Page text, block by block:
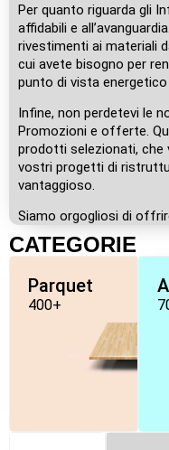
Per quanto riguarda gli
affidabili e
rivestimenti ai materiali
cui avete bisogno per
punto di vista energetico
Infine, non perdetevi le
Promozioni e offerte.
prodotti selezionati, che
vostri progetti di
vantaggioso.
Siamo orgogliosi di
CATEGORIE
Parquet
400+